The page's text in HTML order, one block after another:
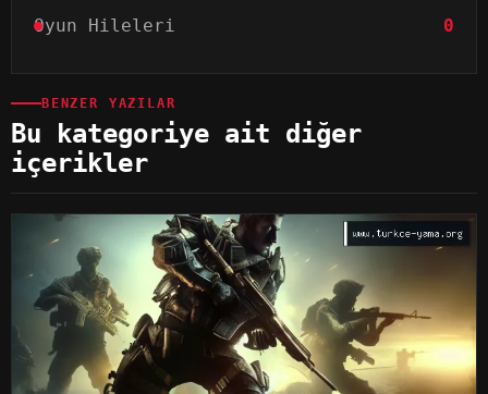
Oyun Hileleri 0
BENZER YAZILAR
Bu kategoriye ait diğer
içerikler